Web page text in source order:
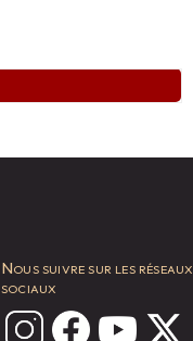
Nous suivre sur les réseaux
sociaux